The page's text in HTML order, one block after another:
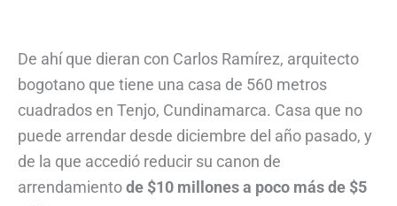
De ahí que dieran con Carlos Ramírez, arquitecto
bogotano que tiene una casa de 560 metros
cuadrados en Tenjo, Cundinamarca. Casa que no
puede arrendar desde diciembre del año pasado, y
de la que accedió reducir su canon de
arrendamientode $10 millones a poco más de $5